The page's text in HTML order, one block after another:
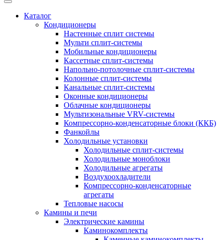
Каталог
Кондиционеры
Настенные сплит системы
Мульти сплит-системы
Мобильные кондиционеры
Кассетные сплит-системы
Напольно-потолочные сплит-системы
Колонные сплит-системы
Канальные сплит-системы
Оконные кондиционеры
Облачные кондиционеры
Мультизональные VRV-системы
Компрессорно-конденсаторные блоки (ККБ)
Фанкойлы
Холодильные установки
Холодильные сплит-системы
Холодильные моноблоки
Холодильные агрегаты
Воздухоохладители
Компрессорно-конденсаторные
агрегаты
Тепловые насосы
Камины и печи
Электрические камины
Каминокомплекты